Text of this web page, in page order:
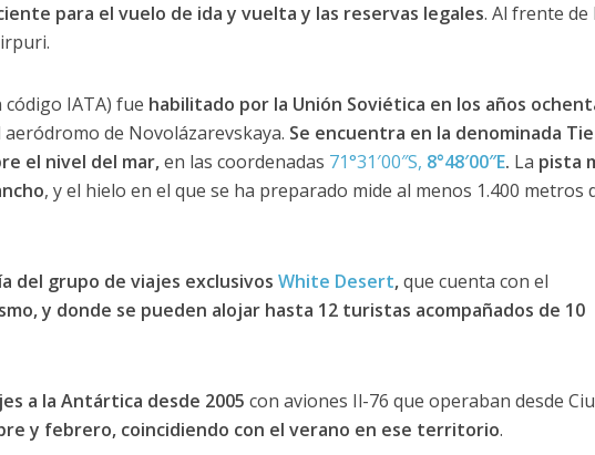
para el vuelo de ida y vuelta y las reservas legales. Al frente de
IATA) fue habilitado por la Unión Soviética en los años
de Novolázarevskaya. Se encuentra en la denominada
el nivel del mar,en las coordenadas 71°31′00″S, 8°48′00″E. La pista
, y el hielo en el que se ha preparado mide al menos 1.400 metros
del grupo de viajes exclusivos White Desert,que cuenta con el
y donde se pueden alojar hasta 12 turistas acompañados de 10
a la Antártica desde 2005 con aviones Il-76 que operaban desde
y febrero, coincidiendo con el verano en ese territorio.